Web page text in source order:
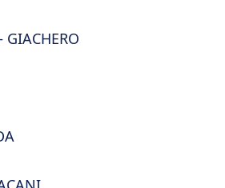
GIACHERO